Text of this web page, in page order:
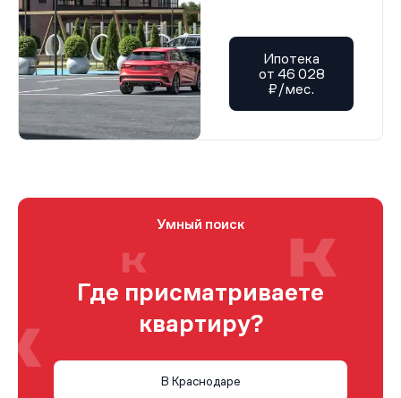
Ипотека
от 46 028
₽/мес.
Умный поиск
Где присматриваете
квартиру?
В Краснодаре